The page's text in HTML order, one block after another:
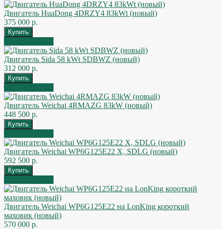
Двигатель HuaDong 4DRZY4 83kWt (новый)
375 000 р.
Двигатель Sida 58 kWt SDBWZ (новый)
312 000 р.
Двигатель Weichai 4RMAZG 83kW (новый)
448 500 р.
Двигатель Weichai WP6G125E22 X, SDLG (новый)
592 500 р.
Двигатель Weichai WP6G125E22 на LonKing короткий
маховик (новый)
570 000 р.